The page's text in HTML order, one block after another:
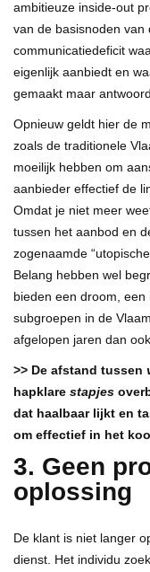
ambitieuze inside-out
van de basisnoden van
communicatiedeficit
eigenlijk aanbiedt en
gemaakt maar
Opnieuw geldt hier de
zoals de traditionele
moeilijk hebben om
aanbieder effectief de
Omdat je niet meer
tussen het aanbod en
zogenaamde
Belang hebben wel
bieden een droom,
subgroepen in de
afgelopen jaren dan
>> De afstand tussen
hapklare stapjes
dat haalbaar lijkt en
om effectief in het
3. Geen
oplossing
De klant is niet langer
dienst. Het individu